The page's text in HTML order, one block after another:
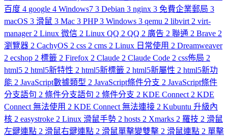
百度 4 google 4 Windows7 3 Debian 3 nginx 3 免費企業郵局 3
macOS 3 滑鼠 3 Mac 3 PHP3 Windows 3 qemu 2 libvirt 2 virt-
manager 2 Linux 微信 2 Linux QQ 2 QQ 2 廣告 2 聯通 2 Brave 2
瀏覽器 2 CachyOS 2 css 2 cms 2 Linux 日常使用 2 Dreamweaver
2 ecshop 2 標籤 2 Firefox 2 Claude 2 Claude Code 2 css佈局 2
html5 2 html5新特性 2 html5新標籤 2 html5新屬性 2 html5新功
能 2 JavaScript數據類型 2 JavaScript條件分支 2 JavaScript條件
分支語句 2 條件分支語句 2 條件分支 2 KDE Connect 2 KDE
Connect 無法使用 2 KDE Connect 無法連接 2 Kubuntu 升級內
核 2 easystroke 2 Linux 滑鼠手勢 2 hosts 2 Xmarks 2 羅技 2 滑鼠
左鍵連點 2 滑鼠右鍵連點 2 滑鼠單擊變雙擊 2 滑鼠連點 2 單擊